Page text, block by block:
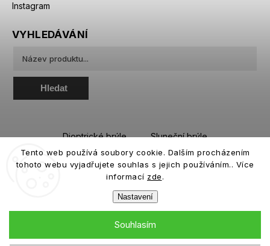
Tento web používá soubory cookie. Dalším procházením
tohoto webu vyjadřujete souhlas s jejich používáním.. Více
informací zde.
Nastavení
Souhlasím
Instagram
VYHLEDÁVÁNÍ
Hledat
Dioptrické brýle
Sluneční brýle
Sportovní brýle
Kontaktní čočky
Roztoky a oční kapky